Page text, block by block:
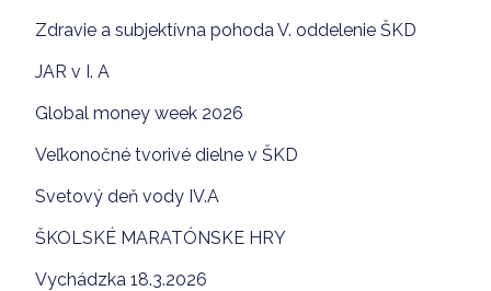
Zdravie a subjektívna pohoda V. oddelenie ŠKD
JAR v I. A
Global money week 2026
Veľkonočné tvorivé dielne v ŠKD
Svetový deň vody IV.A
ŠKOLSKÉ MARATÓNSKE HRY
Vychádzka 18.3.2026